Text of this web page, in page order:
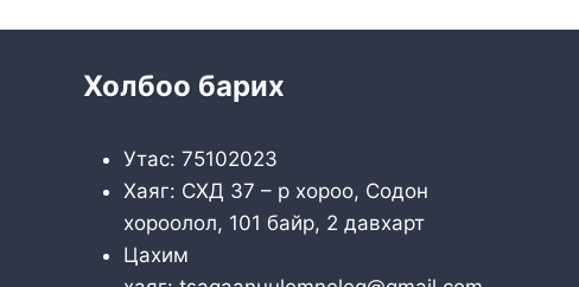
Холбоо барих
Утас: 75102023
Хаяг: СХД 37 – р хороо, Содон
хороолол, 101 байр, 2 давхарт
Цахим